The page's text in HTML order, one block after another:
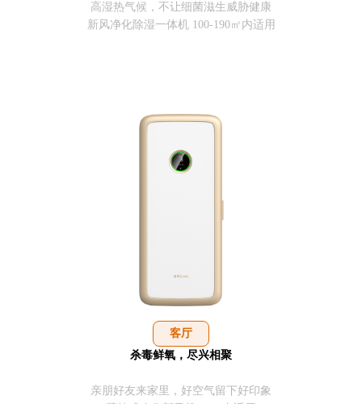
高湿热气候，不让细菌滋生威胁健康
新风净化除湿一体机 100-190㎡内适用
客厅
杀毒鲜氧，尽兴相聚
亲朋好友来家里，好空气留下好印象